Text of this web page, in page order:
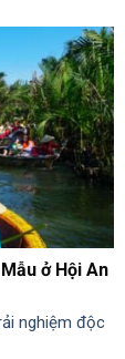
ở Hội An
nghiệm độc